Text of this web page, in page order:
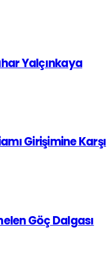
Yalçınkaya
Girişimine Karşı
Göç Dalgası